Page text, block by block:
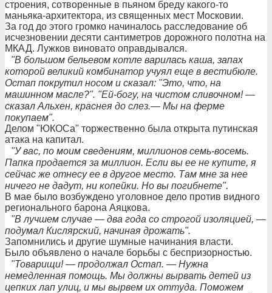
строения, сотворенные в пьяном бреду какого-то
маньяка-архитектора, из священных мест Московии.
За год до этого громко начиналось расследование об
исчезновении десяти сантиметров дорожного полотна на
МКАД. Лужков виновато оправдывался.
"В большом бельевом котле варилась каша, запах
которой великий комбинатор учуял еще в вестибюле.
Остап покрутил носом и сказал: "Это, что, на
машинном масле?". "Ей-богу, на чистом сливочном! —
сказал Альхен, краснея до слез.— Мы на ферме
покупаем".
Делом "ЮКОСа" торжественно была открыта путинская
атака на капитал.
"У вас, по моим сведениям, миллионов семь-восемь.
Папка продается за миллион. Если вы ее не купите, я
сейчас же отнесу ее в другое место. Там мне за нее
ничего не дадут, ни копейки. Но вы погибнете".
В мае было возбуждено уголовное дело против видного
регионального барона Аяцкова.
"В лучшем случае — два года со строгой изоляцией, —
подумал Кислярский, начиная дрожать".
Запомнились и другие шумные начинания власти.
Было объявлено о начале борьбы с беспризорностью.
"Товарищи! — продолжал Остап. — Нужна
немедленная помощь. Мы должны вырвать детей из
цепких лап улиц, и мы вырвем их оттуда. Поможем